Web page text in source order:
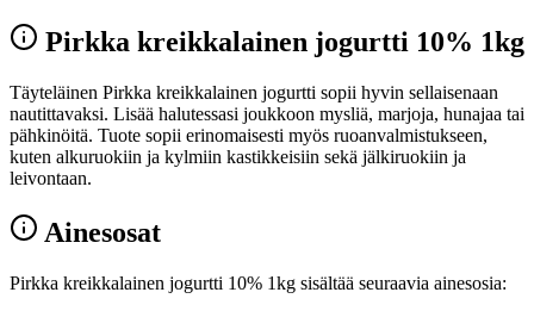
Pirkka kreikkalainen jogurtti 10% 1kg
Täyteläinen Pirkka kreikkalainen jogurtti sopii hyvin sellaisenaan
nautittavaksi. Lisää halutessasi joukkoon mysliä, marjoja, hunajaa tai
pähkinöitä. Tuote sopii erinomaisesti myös ruoanvalmistukseen,
kuten alkuruokiin ja kylmiin kastikkeisiin sekä jälkiruokiin ja
leivontaan.
Ainesosat
Pirkka kreikkalainen jogurtti 10% 1kg sisältää seuraavia ainesosia: